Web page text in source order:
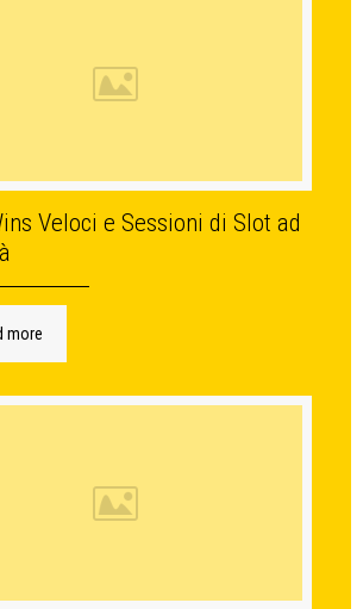
Veloci e Sessioni di Slot ad
more